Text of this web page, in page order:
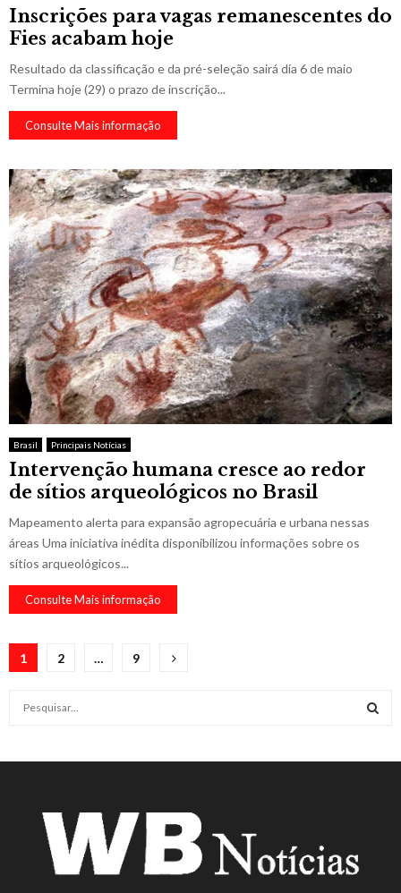
Inscrições para vagas remanescentes do
Fies acabam hoje
Resultado da classificação e da pré-seleção sairá dia 6 de maio
Termina hoje (29) o prazo de inscrição...
Consulte Mais informação
Brasil Principais Notícias
Intervenção humana cresce ao redor
de sítios arqueológicos no Brasil
Mapeamento alerta para expansão agropecuária e urbana nessas
áreas Uma iniciativa inédita disponibilizou informações sobre os
sítios arqueológicos...
Consulte Mais informação
Paginação
posts
1 2 … 9